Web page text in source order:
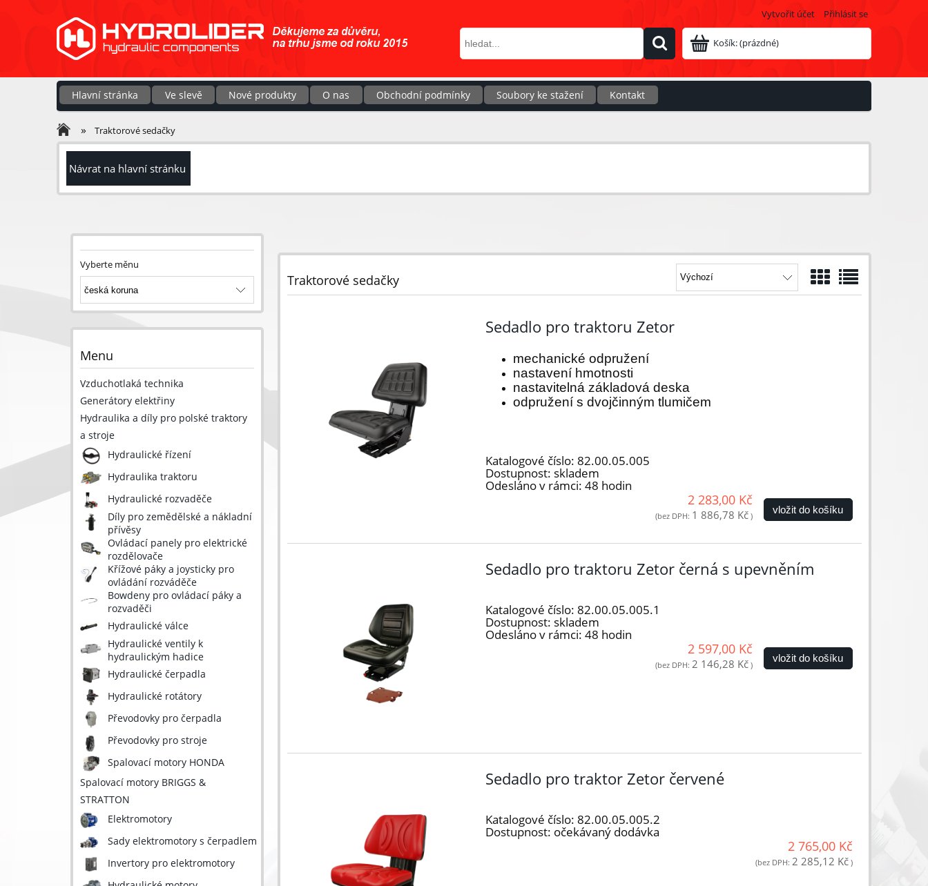
Vytvořit účet Přihlásit se
Košík:(prázdné)
Hlavní stránka Ve slevě Nové produkty O nas Obchodní podmínky Soubory ke stažení Kontakt
» Traktorové sedačky
Návrat na hlavní stránku
Vyberte měnu
Menu
Vzduchotlaká technika
Generátory elektřiny
Hydraulika a díly pro polské traktory
a stroje
Hydraulické řízení
Hydraulika traktoru
Hydraulické rozvaděče
Díly pro zemědělské a nákladní
přívěsy
Ovládací panely pro elektrické
rozdělovače
Křížové páky a joysticky pro
ovládání rozváděče
Bowdeny pro ovládací páky a
rozvaděči
Hydraulické válce
Hydraulické ventily k
hydraulickým hadice
Hydraulické čerpadla
Hydraulické rotátory
Převodovky pro čerpadla
Převodovky pro stroje
Spalovací motory HONDA
Spalovací motory BRIGGS &
STRATTON
Elektromotory
Sady elektromotory s čerpadlem
Invertory pro elektromotory
Traktorové sedačky
Sedadlo pro traktoru Zetor
mechanické odpružení
nastavení hmotnosti
nastavitelná základová deska
odpružení s dvojčinným tlumičem
Katalogové číslo: 82.00.05.005
Dostupnost: skladem
Odesláno v rámci: 48 hodin
2 283,00 Kč
(bez DPH: 1 886,78 Kč)
vložit do košíku
Sedadlo pro traktoru Zetor černá s upevněním
Katalogové číslo: 82.00.05.005.1
Dostupnost: skladem
Odesláno v rámci: 48 hodin
2 597,00 Kč
(bez DPH: 2 146,28 Kč)
vložit do košíku
Sedadlo pro traktor Zetor červené
Katalogové číslo: 82.00.05.005.2
Dostupnost: očekávaný dodávka
2 765,00 Kč
(bez DPH: 2 285,12 Kč)